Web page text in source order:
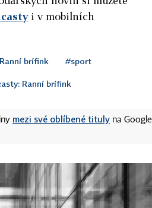
i v mobilních
brífink #sport
Ranní brífink
mezi své oblíbené tituly na Google